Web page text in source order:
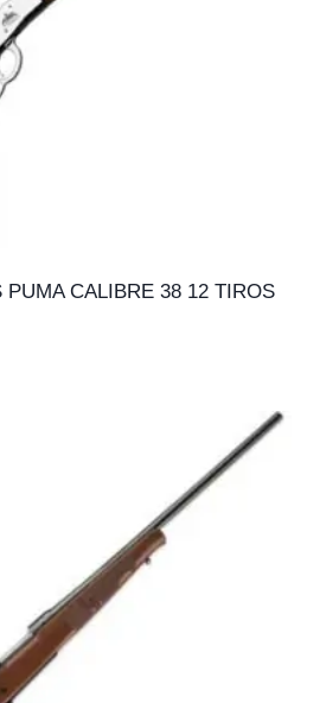
PUMA CALIBRE 38 12 TIROS